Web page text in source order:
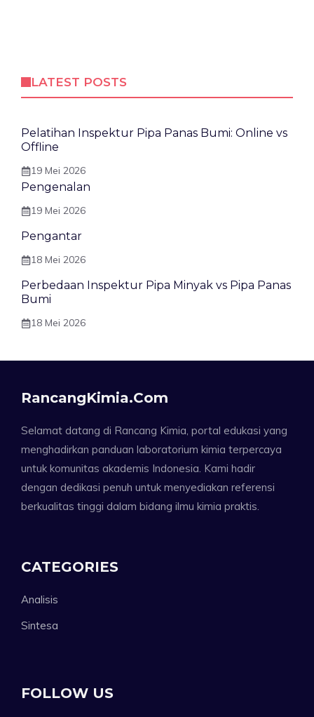
LATEST POSTS
Pelatihan Inspektur Pipa Panas Bumi: Online vs
Offline
19 Mei 2026
Pengenalan
19 Mei 2026
Pengantar
18 Mei 2026
Perbedaan Inspektur Pipa Minyak vs Pipa Panas
Bumi
18 Mei 2026
RancangKimia.com
Selamat datang di Rancang Kimia, portal edukasi yang
menghadirkan panduan laboratorium kimia terpercaya
untuk komunitas akademis Indonesia. Kami hadir
dengan dedikasi penuh untuk menyediakan referensi
berkualitas tinggi dalam bidang ilmu kimia praktis.
CATEGORIES
Analisis
Sintesa
FOLLOW US